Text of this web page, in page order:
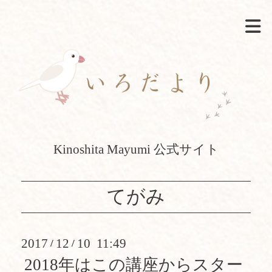
Kinoshita Mayumi 公式サイト
てがみ
2017 / 12 / 10 11:49
2018年はこの講座からスター